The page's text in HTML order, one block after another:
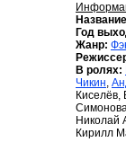
Год
Жанр:
В ролях:
Чикин,
Киселёв,
Николай
Кирилл